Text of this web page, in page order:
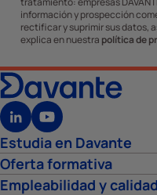
información y prospección
rectificar y suprimir sus datos,
explica en nuestra política de
Estudia en Davante
Oferta formativa
Empleabilidad y calidad